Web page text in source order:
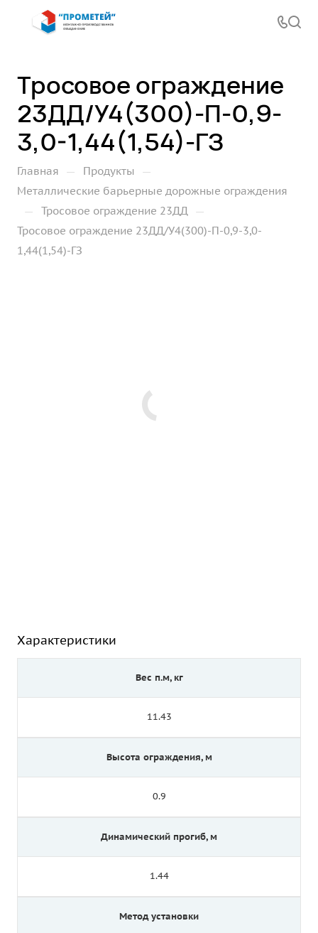
Тросовое ограждение
23ДД/У4(300)-П-0,9-
3,0-1,44(1,54)-ГЗ
Главная — Продукты —
Металлические барьерные дорожные ограждения
— Тросовое ограждение 23ДД —
Тросовое ограждение 23ДД/У4(300)-П-0,9-3,0-
1,44(1,54)-ГЗ
Характеристики
Вес п.м, кг
11.43
Высота ограждения, м
0.9
Динамический прогиб, м
1.44
Метод установки